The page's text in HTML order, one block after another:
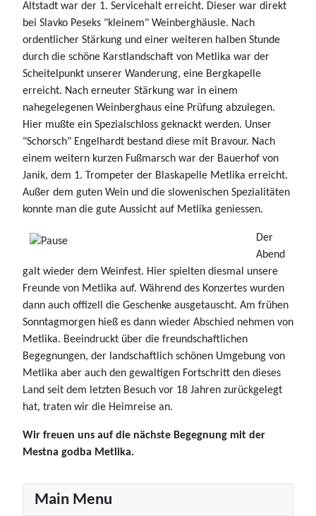
Main Menu
Altstadt war der 1. Servicehalt erreicht. Dieser war direkt
bei Slavko Peseks "kleinem" Weinberghäusle. Nach
ordentlicher Stärkung und einer weiteren halben Stunde
durch die schöne Karstlandschaft von Metlika war der
Scheitelpunkt unserer Wanderung, eine Bergkapelle
erreicht. Nach erneuter Stärkung war in einem
nahegelegenen Weinberghaus eine Prüfung abzulegen.
Hier mußte ein Spezialschloss geknackt werden. Unser
"Schorsch" Engelhardt bestand diese mit Bravour. Nach
einem weitern kurzen Fußmarsch war der Bauerhof von
Janik, dem 1. Trompeter der Blaskapelle Metlika erreicht.
Außer dem guten Wein und die slowenischen Spezialitäten
konnte man die gute Aussicht auf Metlika geniessen.
Der
Abend
galt wieder dem Weinfest. Hier spielten diesmal unsere
Freunde von Metlika auf. Während des Konzertes wurden
dann auch offizell die Geschenke ausgetauscht. Am frühen
Sonntagmorgen hieß es dann wieder Abschied nehmen von
Metlika. Beeindruckt über die freundschaftlichen
Begegnungen, der landschaftlich schönen Umgebung von
Metlika aber auch den gewaltigen Fortschritt den dieses
Land seit dem letzten Besuch vor 18 Jahren zurückgelegt
hat, traten wir die Heimreise an.
Wir freuen uns auf die nächste Begegnung mit der
Mestna godba Metlika.